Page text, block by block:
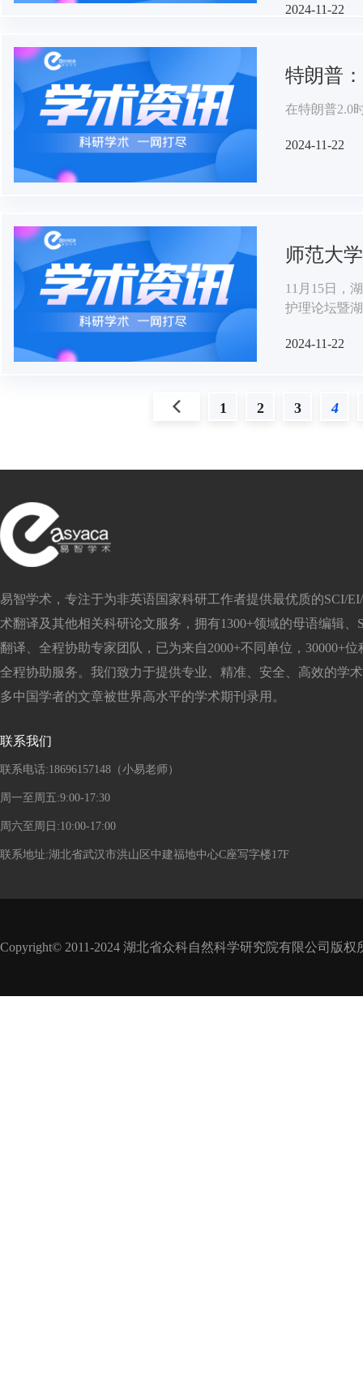
科研失信行
2024-11-22
特朗普
在特朗普2.0
2024-11-22
师范大
11月15日，
护理论坛暨
2024-11-22
上一页 1 2 3 4
易智学术，专注于为非英语国家科研工作者提供最优质的SCI/
术翻译及其他相关科研论文服务，拥有1300+领域的母语编辑、
翻译、全程协助专家团队，已为来自2000+不同单位，30000+
全程协助服务。我们致力于提供专业、精准、安全、高效的学
多中国学者的文章被世界高水平的学术期刊录用。
联系我们
联系电话:18696157148（小易老师）
周一至周五:9:00-17:30
周六至周日:10:00-17:00
联系地址:湖北省武汉市洪山区中建福地中心C座写字楼17F
Copyright© 2011-2024 湖北省众科自然科学研究院有限公司版权